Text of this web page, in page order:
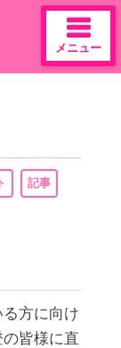
メニュー
記事
方に向け
皆様に直